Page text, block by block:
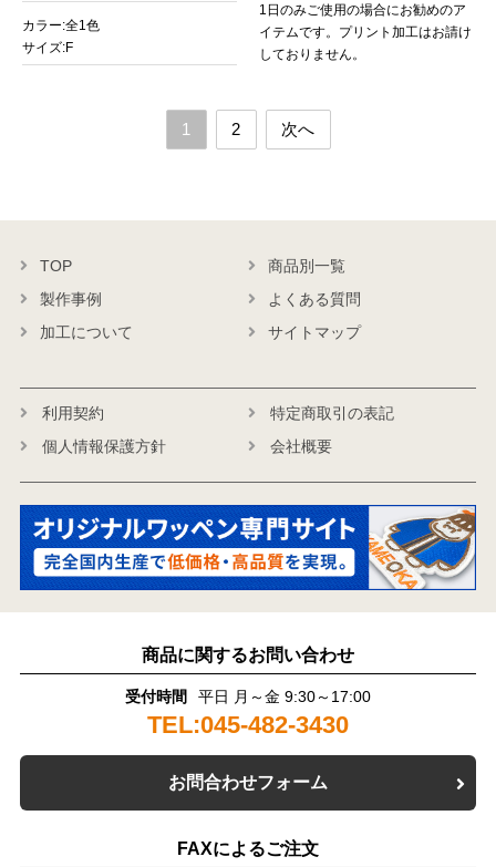
カラー:全1色
サイズ:F
1日のみご使用の場合にお勧めのア
イテムです。プリント加工はお請け
しておりません。
1 2 次へ
TOP
商品別一覧
製作事例
よくある質問
加工について
サイトマップ
利用契約
特定商取引の表記
個人情報保護方針
会社概要
商品に関するお問い合わせ
受付時間 平日 月～金 9:30～17:00
TEL:045-482-3430
お問合わせフォーム
FAXによるご注文